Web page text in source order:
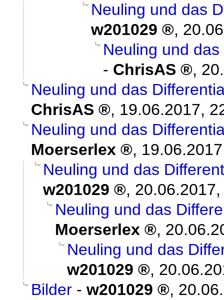
Neuling und das
w201029
,
Neuling und
- ChrisAS ,
Neuling und das
ChrisAS
, 19.06.2017,
Neuling und das
Moerserlex
,
Neuling und das
w201029
,
Neuling und das
Moerserlex
,
Neuling und das
w201029
,
Bilder - w201029 ,